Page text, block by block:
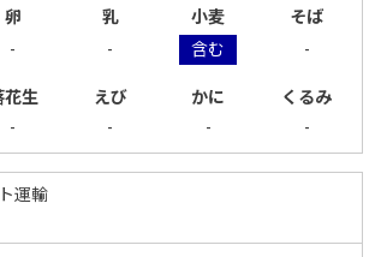
卵
乳 小麦
そば
-
- 含む -
花生 えび かに
くるみ
-
- - -
運輸